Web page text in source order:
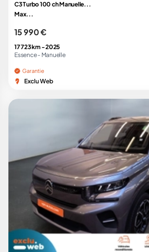
C3 Turbo 100 ch Manuelle...
Max...
15 990 €
17 723 km -2025
Essence - Manuelle
Garantie
Exclu Web